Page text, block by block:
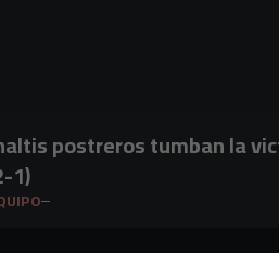
postreros tumban la
1)